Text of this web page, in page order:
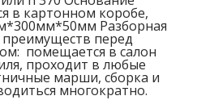
в картонном коробе,
Разборная
преимуществ перед
помещается в салон
проходит в любые
марши, сборка и
многократно.